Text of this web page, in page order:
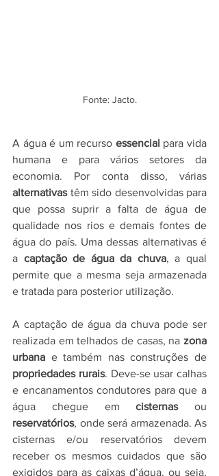
Fonte: Jacto.
A água é um recurso essencial para vida
humana e para vários setores da
alternativas têm sido desenvolvidas para
que possa suprir a falta de água de
qualidade nos rios e demais fontes de
água do país. Uma dessas alternativas é
a captação de água da chuva, a qual
permite que a mesma seja armazenada
e tratada para posterior utilização.
A captação de água da chuva pode ser
realizada em telhados de casas, na zona
urbana
propriedades rurais. Deve-se usar calhas
e encanamentos condutores para que a
água chegue em cisternas
reservatórios, onde será armazenada. As
cisternas e/ou reservatórios devem
receber os mesmos cuidados que são
exigidos para as caixas d’água, ou seja,